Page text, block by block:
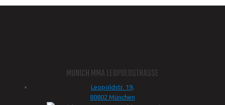
MUNICH MMA LEOPOLDSTRASSE
Leopoldstr. 19,
80802 München